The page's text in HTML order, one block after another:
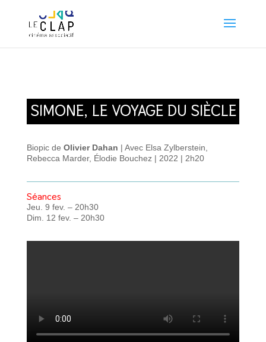
SIMONE, LE VOYAGE DU SIÈCLE
Biopic de Olivier Dahan | Avec Elsa Zylberstein,
Rebecca Marder, Élodie Bouchez | 2022 | 2h20
Séances
Jeu. 9 fev. – 20h30
Dim. 12 fev. – 20h30